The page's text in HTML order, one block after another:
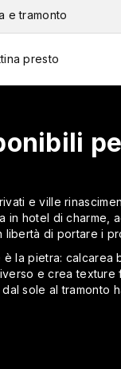
e tramonto
presto
e ville
hotel di charme,
libertà di portare i
la pietra: calcarea
e crea
sole al tramonto